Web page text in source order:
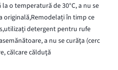
o temperatură de 30°C, a nu se
originală,Remodelați în timp ce
detergent pentru rufe
a nu se curăţa (cerc
călcare călduţă